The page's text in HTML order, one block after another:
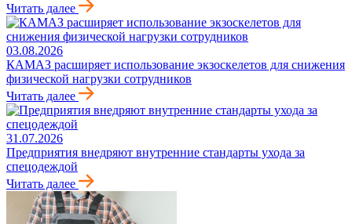
Читать далее
03.08.2026
КАМАЗ расширяет использование экзоскелетов для снижения
физической нагрузки сотрудников
Читать далее
31.07.2026
Предприятия внедряют внутренние стандарты ухода за
спецодеждой
Читать далее